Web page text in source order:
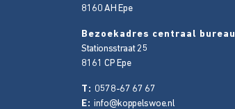
8160 AH Epe
Bezoekadres centraal bureau
Stationsstraat 25
8161 CP Epe
T: 0578-67 67 67
E: info@koppelswoe.nl